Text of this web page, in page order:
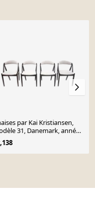
par Kai Kristiansen,
31, Danemark, années